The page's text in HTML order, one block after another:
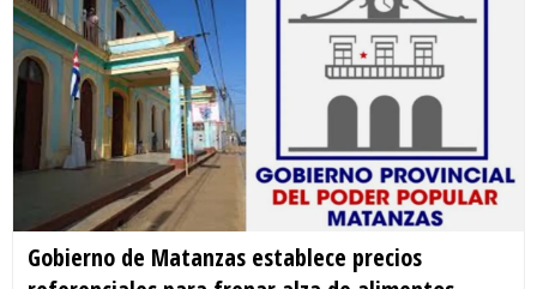
Gobierno de Matanzas establece precios